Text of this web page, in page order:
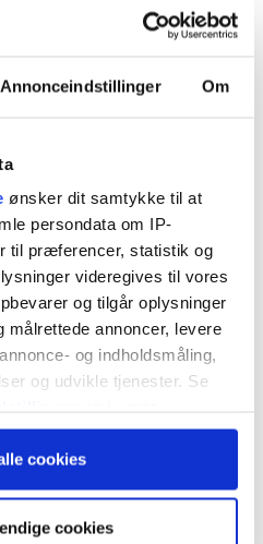
Annonceindstillinger Om
ønsker dit samtykke til at
persondata om IP-
til præferencer, statistik og
videregives til vores
og tilgår oplysninger
målrettede annoncer, levere
og indholdsmåling,
og udvikle tjenester. Se
trække dit samtykke
fra vores
at trykke på "Privacy
cookies
cookies
i en
i USA på over 300% til
intradag på 77,77 USD
af aktien ift.
er baseret på ren
er bekendt med nogen
forhold som kan
i går. Vi har indsat
kommer den vigtigste
i næste uge, hvor FDA
med sin